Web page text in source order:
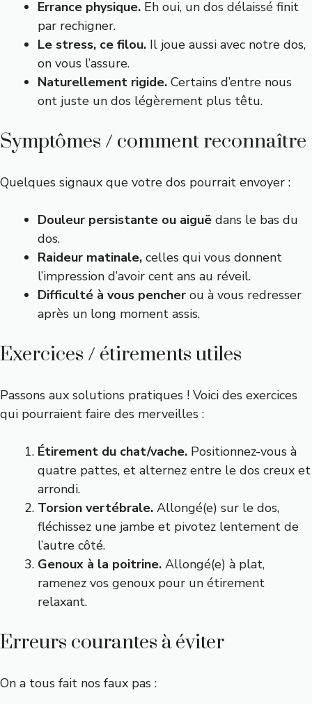
Errance physique. Eh oui, un dos délaissé finit
par rechigner.
Le stress, ce filou. Il joue aussi avec notre dos,
on vous l’assure.
Naturellement rigide. Certains d’entre nous
ont juste un dos légèrement plus têtu.
Symptômes / comment reconnaître
Quelques signaux que votre dos pourrait envoyer :
Douleur persistante ou aiguë dans le bas du
dos.
Raideur matinale, celles qui vous donnent
l’impression d’avoir cent ans au réveil.
Difficulté à vous pencher ou à vous redresser
après un long moment assis.
Exercices / étirements utiles
Passons aux solutions pratiques ! Voici des exercices
qui pourraient faire des merveilles :
Étirement du chat/vache. Positionnez-vous à
quatre pattes, et alternez entre le dos creux et
arrondi.
Torsion vertébrale. Allongé(e) sur le dos,
fléchissez une jambe et pivotez lentement de
l’autre côté.
Genoux à la poitrine. Allongé(e) à plat,
ramenez vos genoux pour un étirement
relaxant.
Erreurs courantes à éviter
On a tous fait nos faux pas :